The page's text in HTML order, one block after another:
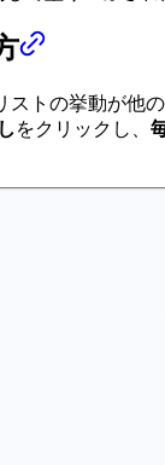
ストの挙動が他
をクリックし、